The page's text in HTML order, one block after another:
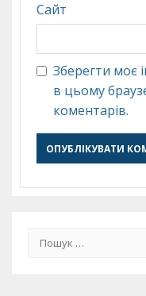
Сайт
Зберегти моє
в цьому
коментарів.
Пошук: